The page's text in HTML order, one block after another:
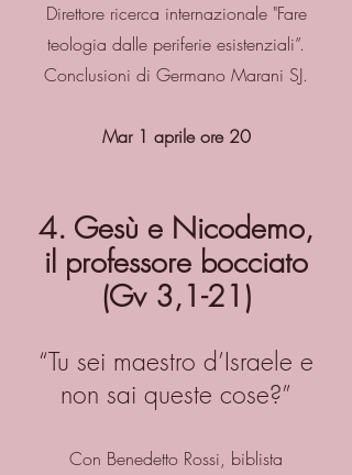
Direttore ricerca internazionale "Fare
teologia dalle periferie esistenziali”.
Conclusioni di Germano Marani SJ.
Mar 1 aprile ore 20
4. Gesù e Nicodemo,
il professore bocciato
(Gv 3,1-21)
“Tu sei maestro d’Israele e
non sai queste cose?”
Con Benedetto Rossi, biblista